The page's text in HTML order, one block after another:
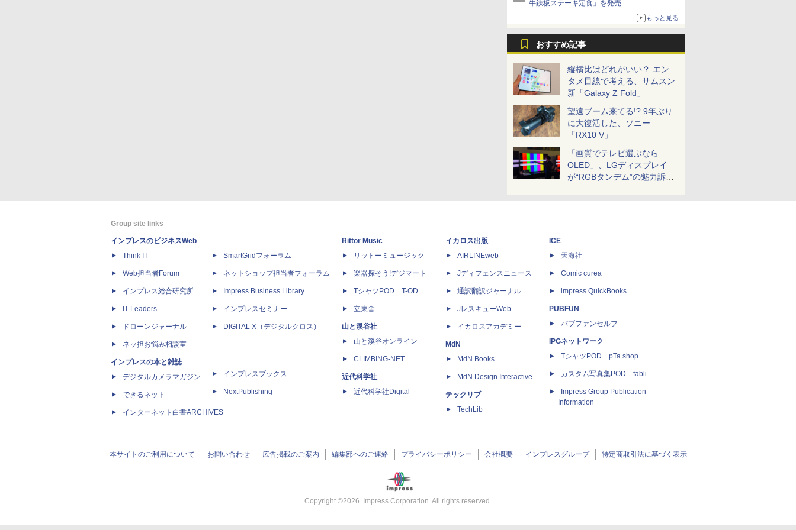
牛鉄板ステーキ定食」を発売
もっと見る
おすすめ記事
縦横比はどれがいい？ エン
タメ目線で考える、サムスン
新「Galaxy Z Fold」
望遠ブーム来てる!? 9年ぶり
に大復活した、ソニー
「RX10 V」
「画質でテレビ選ぶなら
OLED」、LGディスプレイ
が“RGBタンデム”の魅力訴
Group site links
インプレスのビジネスWeb
Think IT
Web担当者Forum
インプレス総合研究所
IT Leaders
ドローンジャーナル
ネッ担お悩み相談室
インプレスの本と雑誌
デジタルカメラマガジン
できるネット
インターネット白書ARCHIVES
SmartGridフォーラム
ネットショップ担当者フォーラム
Impress Business Library
インプレスセミナー
DIGITAL X（デジタルクロス）
インプレスブックス
NextPublishing
Rittor Music
リットーミュージック
楽器探そう!デジマート
TシャツPOD T-OD
立東舎
山と溪谷社
山と溪谷オンライン
CLIMBING-NET
近代科学社
近代科学社Digital
イカロス出版
AIRLINEweb
Jディフェンスニュース
通訳翻訳ジャーナル
JレスキューWeb
イカロスアカデミー
MdN
MdN Books
MdN Design Interactive
テックリブ
TechLib
ICE
天海社
Comic curea
impress QuickBooks
PUBFUN
パブファンセルフ
IPGネットワーク
TシャツPOD pTa.shop
カスタム写真集POD fabli
Impress Group Publication
Information
本サイトのご利用について お問い合わせ 広告掲載のご案内 編集部へのご連絡 プライバシーポリシー 会社概要 インプレスグループ 特定商取引法に基づく表示
Copyright ©2026 Impress Corporation. All rights reserved.